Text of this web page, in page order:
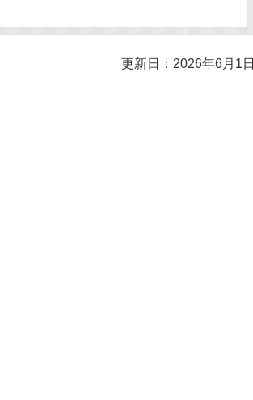
更新日：2026年6月1日